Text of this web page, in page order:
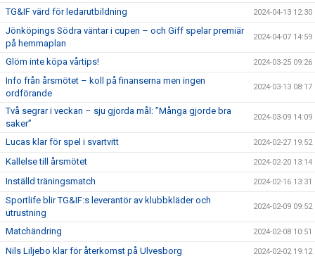
TG&IF värd för ledarutbildning 2024-04-13 12:30
Jönköpings Södra väntar i cupen – och Giff spelar premiär
på hemmaplan
2024-04-07 14:59
Glöm inte köpa vårtips! 2024-03-25 09:26
Info från årsmötet – koll på finanserna men ingen
ordförande
2024-03-13 08:17
Två segrar i veckan – sju gjorda mål: ”Många gjorde bra
saker”
2024-03-09 14:09
Lucas klar för spel i svartvitt 2024-02-27 19:52
Kallelse till årsmötet 2024-02-20 13:14
Inställd träningsmatch 2024-02-16 13:31
Sportlife blir TG&IF:s leverantör av klubbkläder och
utrustning
2024-02-09 09:52
Matchändring 2024-02-08 10:51
Nils Liljebo klar för återkomst på Ulvesborg 2024-02-02 19:12